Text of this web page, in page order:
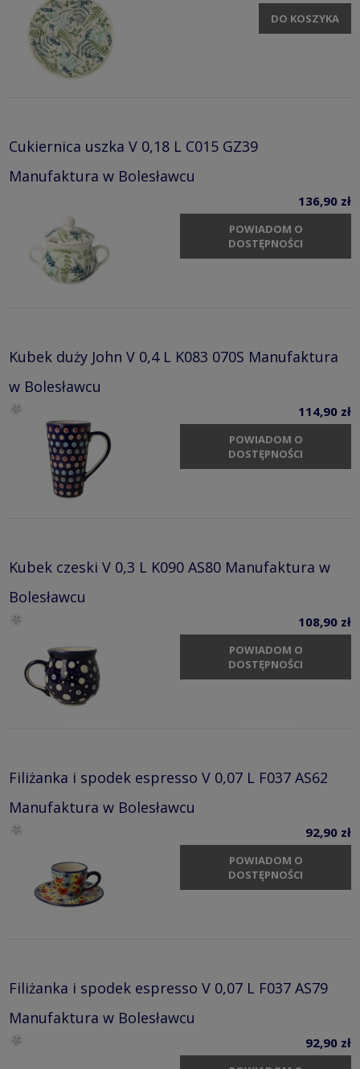
DO KOSZYKA
Cukiernica uszka V 0,18 L C015 GZ39
Manufaktura w Bolesławcu
136,90 zł
POWIADOM O
DOSTĘPNOŚCI
Kubek duży John V 0,4 L K083 070S Manufaktura
w Bolesławcu
114,90 zł
POWIADOM O
DOSTĘPNOŚCI
Kubek czeski V 0,3 L K090 AS80 Manufaktura w
Bolesławcu
108,90 zł
POWIADOM O
DOSTĘPNOŚCI
Filiżanka i spodek espresso V 0,07 L F037 AS62
Manufaktura w Bolesławcu
92,90 zł
POWIADOM O
DOSTĘPNOŚCI
Filiżanka i spodek espresso V 0,07 L F037 AS79
Manufaktura w Bolesławcu
92,90 zł